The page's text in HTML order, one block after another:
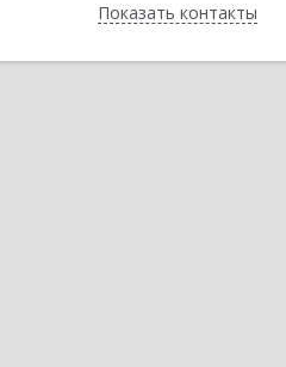
Показать контакты
Назад